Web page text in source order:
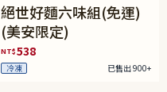
絕世好麵六味組(免運)
(美安限定)
NT$538
冷凍 已售出 900+